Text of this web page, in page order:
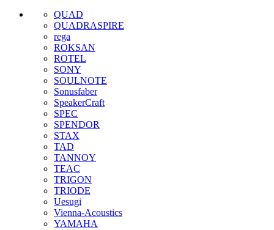
QUAD
QUADRASPIRE
rega
ROKSAN
ROTEL
SONY
SOULNOTE
Sonusfaber
SpeakerCraft
SPEC
SPENDOR
STAX
TAD
TANNOY
TEAC
TRIGON
TRIODE
Uesugi
Vienna-Acoustics
YAMAHA